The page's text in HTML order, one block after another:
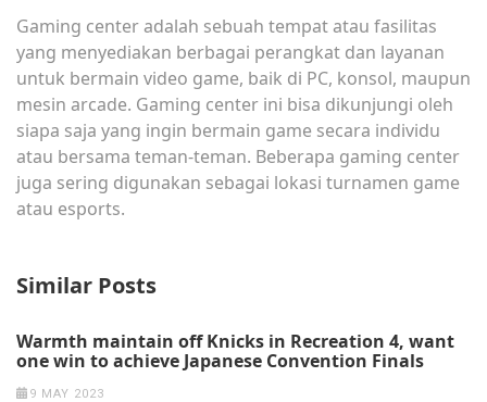
Gaming center adalah sebuah tempat atau fasilitas
yang menyediakan berbagai perangkat dan layanan
untuk bermain video game, baik di PC, konsol, maupun
mesin arcade. Gaming center ini bisa dikunjungi oleh
siapa saja yang ingin bermain game secara individu
atau bersama teman-teman. Beberapa gaming center
juga sering digunakan sebagai lokasi turnamen game
atau esports.
Similar Posts
Warmth maintain off Knicks in Recreation 4, want
one win to achieve Japanese Convention Finals
9 MAY 2023